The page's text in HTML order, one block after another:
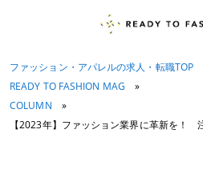
ファッション・アパレルの求人・転職TOP
READY TO FASHION MAG
»
COLUMN
»
【2023年】ファッション業界に革新を！